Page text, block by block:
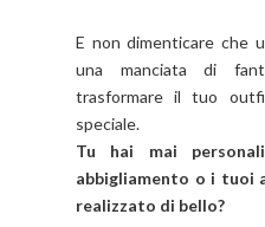
E non dimenticare che
una manciata di
trasformare il tuo
speciale.
Tu hai mai
abbigliamento o i tuoi
realizzato di bello?